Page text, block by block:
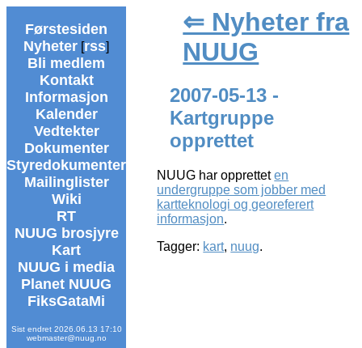
Førstesiden
Nyheter [rss]
Bli medlem
Kontakt
Informasjon
Kalender
Vedtekter
Dokumenter
Styredokumenter
Mailinglister
Wiki
RT
NUUG brosjyre
Kart
NUUG i media
Planet NUUG
FiksGataMi
Sist endret 2026.06.13 17:10
webmaster@nuug.no
⇐ Nyheter fra
NUUG
2007-05-13 -
Kartgruppe
opprettet
NUUG har oppretteten
undergruppe som jobber med
kartteknologi og georeferert
informasjon.
Tagger: kart, nuug.